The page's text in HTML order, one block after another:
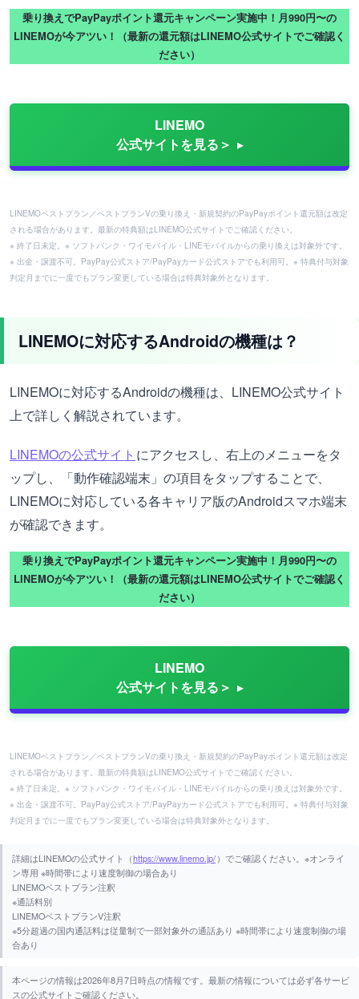
乗り換えでPayPayポイント還元キャンペーン実施中！月990円〜の
LINEMOが今アツい！（最新の還元額はLINEMO公式サイトでご確認く
ださい）
LINEMO
公式サイトを見る＞
LINEMOベストプラン／ベストプランVの乗り換え・新規契約のPayPayポイント還元額は改定
される場合があります。最新の特典額はLINEMO公式サイトでご確認ください。
※ 終了日未定。※ ソフトバンク・ワイモバイル・LINEモバイルからの乗り換えは対象外です。
※ 出金・譲渡不可。PayPay公式ストア/PayPayカード公式ストアでも利用可。※ 特典付与対象
判定月までに一度でもプラン変更している場合は特典対象外となります。
LINEMOに対応するAndroidの機種は？
LINEMOに対応するAndroidの機種は、LINEMO公式サイト
上で詳しく解説されています。
LINEMOの公式サイト にアクセスし、右上のメニューをタ
ップし、「動作確認端末」の項目をタップすることで、
LINEMOに対応している各キャリア版のAndroidスマホ端末
が確認できます。
乗り換えでPayPayポイント還元キャンペーン実施中！月990円〜の
LINEMOが今アツい！（最新の還元額はLINEMO公式サイトでご確認く
ださい）
LINEMO
公式サイトを見る＞
LINEMOベストプラン／ベストプランVの乗り換え・新規契約のPayPayポイント還元額は改定
される場合があります。最新の特典額はLINEMO公式サイトでご確認ください。
※ 終了日未定。※ ソフトバンク・ワイモバイル・LINEモバイルからの乗り換えは対象外です。
※ 出金・譲渡不可。PayPay公式ストア/PayPayカード公式ストアでも利用可。※ 特典付与対象
判定月までに一度でもプラン変更している場合は特典対象外となります。
詳細はLINEMOの公式サイト（https://www.linemo.jp/）でご確認ください。※オンライ
ン専用 ※時間帯により速度制御の場合あり
LINEMOベストプラン注釈
※通話料別
LINEMOベストプランV注釈
※5分超過の国内通話料は従量制で一部対象外の通話あり ※時間帯により速度制御の場
合あり
本ページの情報は2026年8月7日時点の情報です。最新の情報については必ず各サービ
スの公式サイトご確認ください。